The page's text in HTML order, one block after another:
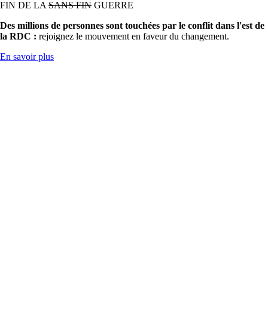
FIN DE LA SANS FIN GUERRE
Des millions de personnes sont touchées par le conflit dans l'est de
la RDC : rejoignez le mouvement en faveur du changement.
En savoir plus